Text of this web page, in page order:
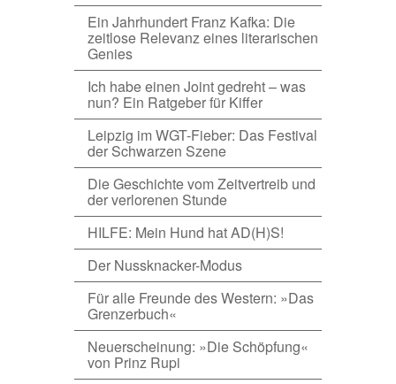
Ein Jahrhundert Franz Kafka: Die
zeitlose Relevanz eines literarischen
Genies
Ich habe einen Joint gedreht – was
nun? Ein Ratgeber für Kiffer
Leipzig im WGT-Fieber: Das Festival
der Schwarzen Szene
Die Geschichte vom Zeitvertreib und
der verlorenen Stunde
HILFE: Mein Hund hat AD(H)S!
Der Nussknacker-Modus
Für alle Freunde des Western: »Das
Grenzerbuch«
Neuerscheinung: »Die Schöpfung«
von Prinz Rupi